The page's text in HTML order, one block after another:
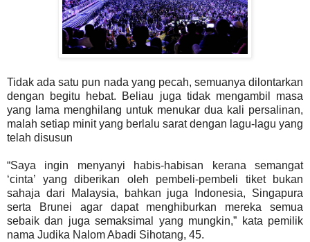
Tidak ada satu pun nada yang pecah, semuanya dilontarkan
dengan begitu hebat. Beliau juga tidak mengambil masa
yang lama menghilang untuk menukar dua kali persalinan,
malah setiap minit yang berlalu sarat dengan lagu-lagu yang
telah disusun
“Saya ingin menyanyi habis-habisan kerana semangat
‘cinta’ yang diberikan oleh pembeli-pembeli tiket bukan
sahaja dari Malaysia, bahkan juga Indonesia, Singapura
serta Brunei agar dapat menghiburkan mereka semua
sebaik dan juga semaksimal yang mungkin,” kata pemilik
nama Judika Nalom Abadi Sihotang, 45.